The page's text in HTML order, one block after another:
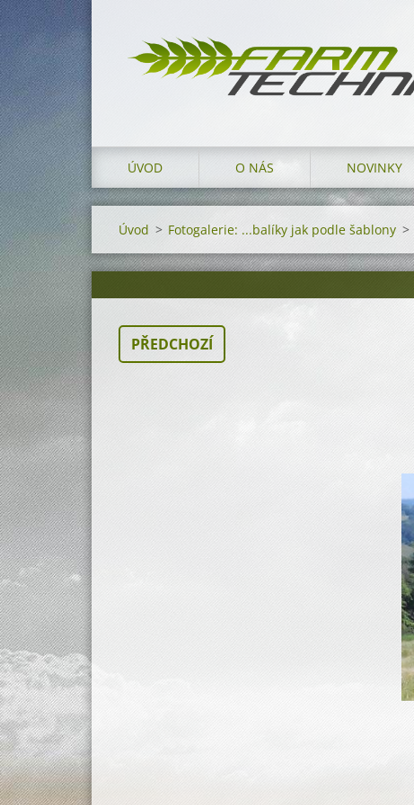
ÚVOD O NÁS NOVINKY
Úvod > Fotogalerie: ...balíky jak podle šablony >
PŘEDCHOZÍ